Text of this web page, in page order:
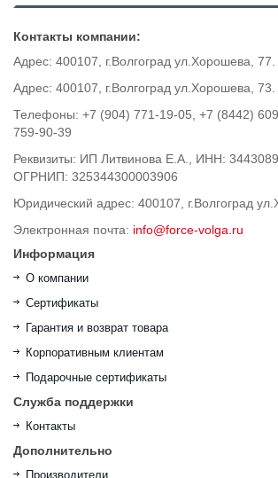
Контакты компании:
Адрес: 400107, г.Волгоград ул.Хорошева, 77.
Адрес: 400107, г.Волгоград ул.Хорошева, 73.
Телефоны: +7 (904) 771-19-05, +7 (8442)
759-90-39
Реквизиты: ИП Литвинова Е.А., ИНН:
ОГРНИП: 325344300003906
Юридический адрес: 400107, г.Волгоград
Электронная почта: info@force-volga.ru
Информация
О компании
Сертификаты
Гарантия и возврат товара
Корпоративным клиентам
Подарочные сертификаты
Служба поддержки
Контакты
Дополнительно
Производители